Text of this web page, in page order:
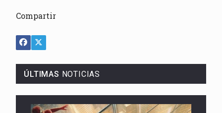
Compartir
ÚLTIMAS NOTICIAS